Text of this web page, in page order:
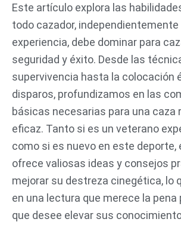
Este artículo explora las
todo cazador, independientemente
experiencia, debe dominar para
seguridad y éxito. Desde las
supervivencia hasta la colocación
disparos, profundizamos en las
básicas necesarias para una caza
eficaz. Tanto si es un veterano
como si es nuevo en este deporte,
ofrece valiosas ideas y consejos
mejorar su destreza cinegética, lo
en una lectura que merece la pena
que desee elevar sus